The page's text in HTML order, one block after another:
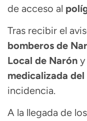
de acceso al
Tras recibir el
bomberos de
Local de Narón y
medicalizada del
incidencia.
A la llegada de